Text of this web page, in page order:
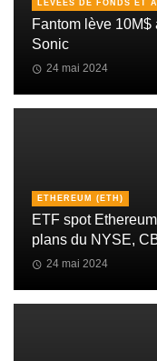
LEVÉES DE FONDS ET
Fantom lève
Sonic
24 mai 2024
ETHEREUM (ETH)
ETF spot
plans du NYSE,
24 mai 2024